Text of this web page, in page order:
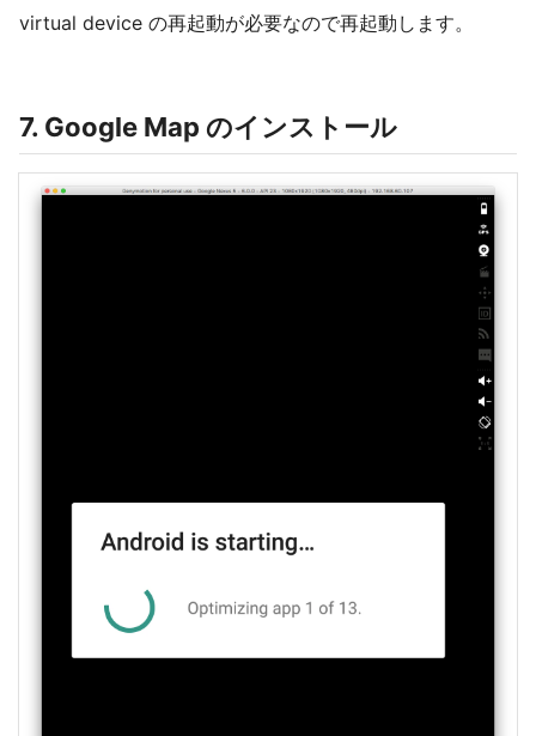
virtual device の再起動が必要なので再起動します。
7. Google Map のインストール